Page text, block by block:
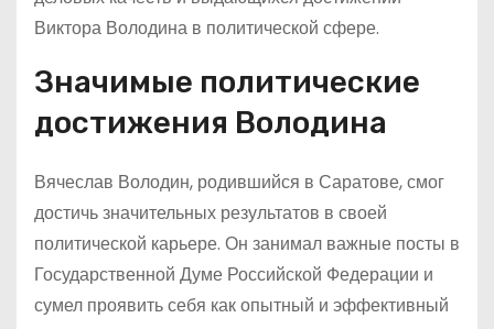
Виктора Володина в политической сфере.
Значимые политические
достижения Володина
Вячеслав Володин, родившийся в Саратове, смог
достичь значительных результатов в своей
политической карьере. Он занимал важные посты в
Государственной Думе Российской Федерации и
сумел проявить себя как опытный и эффективный